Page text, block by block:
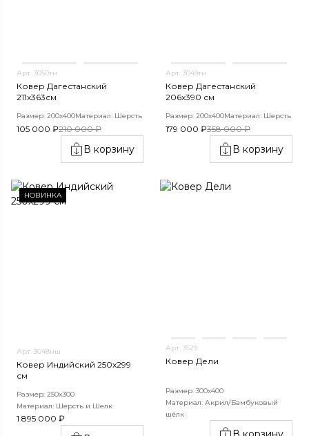
Арт. 3050тн
Ковер Дагестанский
211x363см
Размер: 200х400Материал: Шерсть
105 000 ₽210 000 ₽
В корзину
Арт. 3049тн
Ковер Дагестанский
206x390 см
Размер: 200х400Материал: Шерсть
179 000 ₽358 000 ₽
В корзину
НОВИНКА
Арт. 3048нш
Ковер Индийский 250x299
см
Размер: 250x300
Материал: Шерсть и Шелк
1 895 000 ₽
Арт. 3529
Ковер Дели
Размер: 300х400
Материал: Акрил/Бамбуковый
шёлк